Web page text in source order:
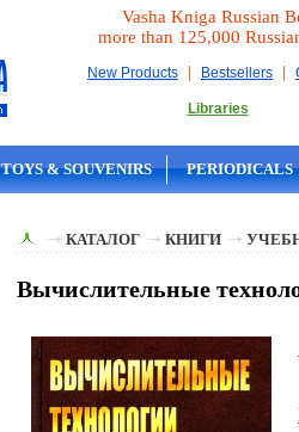
Vasha Kniga Russian
more than 125,000
New Products | Bestsellers |
Libraries
TOYS & SOUVENIRS PERIODICALS
КАТАЛОГ КНИГИ
Вычислительные